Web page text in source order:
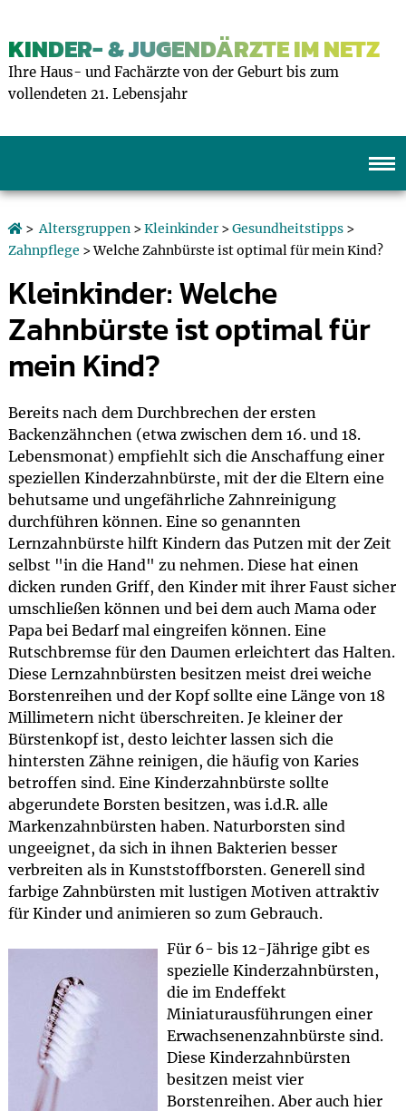
KINDER- & JUGENDÄRZTE IM NETZ
Ihre Haus- und Fachärzte von der Geburt bis zum
vollendeten 21. Lebensjahr
>Altersgruppen>Kleinkinder>Gesundheitstipps>
Zahnpflege > Welche Zahnbürste ist optimal für mein Kind?
Kleinkinder: Welche
Zahnbürste ist optimal für
mein Kind?
Bereits nach dem Durchbrechen der ersten
Backenzähnchen (etwa zwischen dem 16. und 18.
Lebensmonat) empfiehlt sich die Anschaffung einer
speziellen Kinderzahnbürste, mit der die Eltern eine
behutsame und ungefährliche Zahnreinigung
durchführen können. Eine so genannten
Lernzahnbürste hilft Kindern das Putzen mit der Zeit
selbst "in die Hand" zu nehmen. Diese hat einen
dicken runden Griff, den Kinder mit ihrer Faust sicher
umschließen können und bei dem auch Mama oder
Papa bei Bedarf mal eingreifen können. Eine
Rutschbremse für den Daumen erleichtert das Halten.
Diese Lernzahnbürsten besitzen meist drei weiche
Borstenreihen und der Kopf sollte eine Länge von 18
Millimetern nicht überschreiten. Je kleiner der
Bürstenkopf ist, desto leichter lassen sich die
hintersten Zähne reinigen, die häufig von Karies
betroffen sind. Eine Kinderzahnbürste sollte
abgerundete Borsten besitzen, was i.d.R. alle
Markenzahnbürsten haben. Naturborsten sind
ungeeignet, da sich in ihnen Bakterien besser
verbreiten als in Kunststoffborsten. Generell sind
farbige Zahnbürsten mit lustigen Motiven attraktiv
für Kinder und animieren so zum Gebrauch.
Für 6- bis 12-Jährige gibt es
spezielle Kinderzahnbürsten,
die im Endeffekt
Miniaturausführungen einer
Erwachsenenzahnbürste sind.
Diese Kinderzahnbürsten
besitzen meist vier
Borstenreihen. Aber auch hier